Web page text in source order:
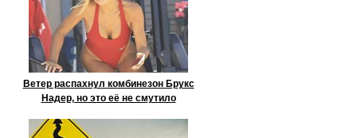
Ветер распахнул комбинезон Брукс
Надер, но это её не смутило